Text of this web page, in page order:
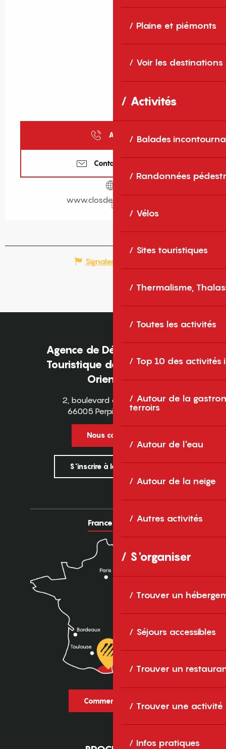
Plaine et piémonts
Voir les destinations
Activités
Balades
Randonnées
Vélos
Sites touristiques
Thermalisme,
Toutes les activités
Top 10 des activités
Autour de la
terroirs
Autour de l'eau
Autour de la neige
Autres activités
S'organiser
Trouver un
Séjours accessibles
Trouver un
Trouver une activité
Infos pratiques
Appeler
Contactez-nous
www.closdesaspres.com
Signaler une erreur
Agence de Développement
Touristique des Pyrénées-
Orientales
2, boulevard des Pyrénées
66005 Perpignan Cedex
Nous contacter
S'inscrire à la newsletter
France Europe
Comment venir ?